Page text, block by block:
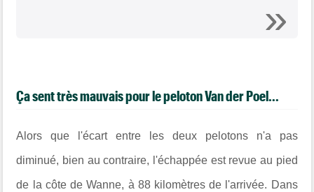
Ça sent très mauvais pour le peloton Van der Poel...
Alors que l'écart entre les deux pelotons n'a pas
diminué, bien au contraire, l'échappée est revue au pied
de la côte de Wanne, à 88 kilomètres de l'arrivée. Dans